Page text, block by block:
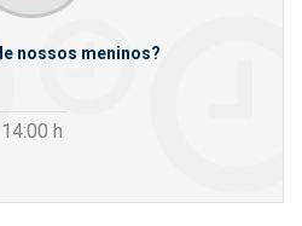
nossos meninos?
14:00 h